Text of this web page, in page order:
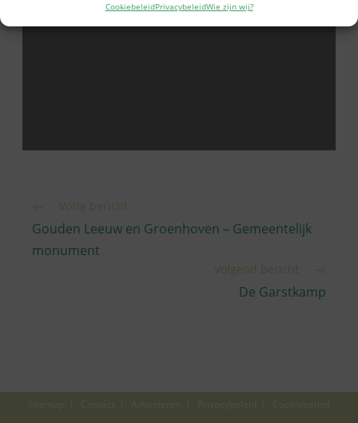
CookiebeleidPrivacybeleidWie zijn wij?
meer
artikelen
Vorig bericht
Gouden Leeuw en Groenhoven – Gemeentelijk
monument
Volgend bericht
De Garstkamp
Sitemap Contact Adverteren Privacybeleid
Cookiebeleid